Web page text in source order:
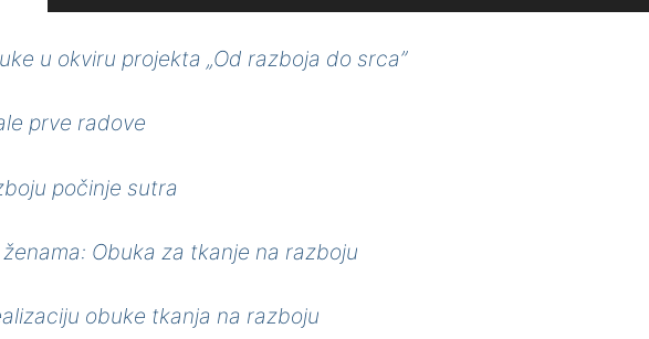
u okviru projekta „Od razboja do srca”
prve radove
počinje sutra
Obuka za tkanje na razboju
obuke tkanja na razboju